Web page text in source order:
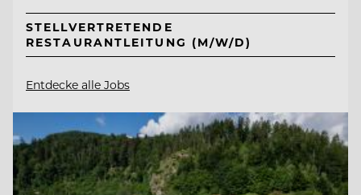
STELLVERTRETENDE
RESTAURANTLEITUNG (M/W/D)
Entdecke alle Jobs